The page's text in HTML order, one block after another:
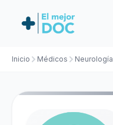
Inicio Médicos Neurología